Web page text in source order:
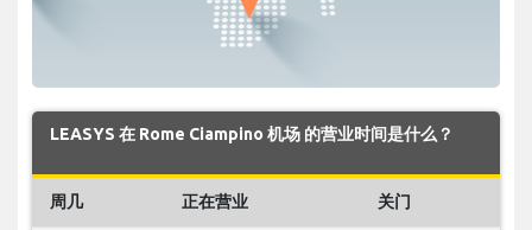
LEASYS 在 Rome Ciampino 机场 的营业时间是什么？
周几 正在营业 关门